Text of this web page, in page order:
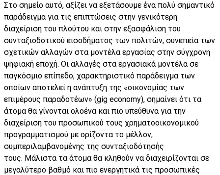
Στο σημείο αυτό, αξίζει να εξετάσουμε ένα πολύ σημαντικό
παράδειγμα για τις επιπτώσεις στην γενικότερη
διαχείριση του πλούτου και στην εξασφάλιση του
συνταξιοδοτικού εισοδήματος των πολιτών, συνεπεία των
σχετικών αλλαγών στα μοντέλα εργασίας στην σύγχρονη
ψηφιακή εποχή. Οι αλλαγές στα εργασιακά μοντέλα σε
παγκόσμιο επίπεδο, χαρακτηριστικό παράδειγμα των
οποίων αποτελεί η ανάπτυξη της «οικονομίας των
επιμέρους παραδοτέων» (gig economy), σημαίνει ότι τα
άτομα θα γίνονται ολοένα και πιο υπεύθυνα για την
διαχείριση του προσωπικού τους χρηματοοικονομικού
προγραμματισμού με ορίζοντα το μέλλον,
συμπεριλαμβανομένης της συνταξιοδότησής
τους. Μάλιστα τα άτομα θα κληθούν να διαχειρίζονται σε
μεγαλύτερο βαθμό και πιο ενεργητικά τις προσωπικές